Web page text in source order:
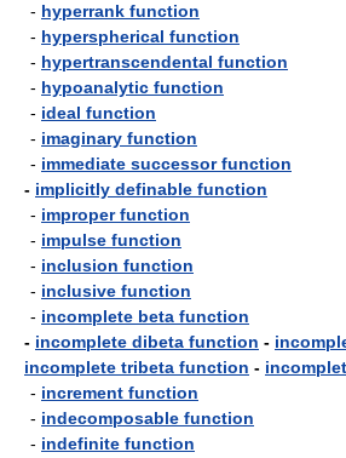
- hyperrank function
- hyperspherical function
- hypertranscendental function
- hypoanalytic function
- ideal function
- imaginary function
- immediate successor function
- implicitly definable function
- improper function
- impulse function
- inclusion function
- inclusive function
- incomplete beta function
- incomplete dibeta function -
incomplete tribeta function -
- increment function
- indecomposable function
- indefinite function